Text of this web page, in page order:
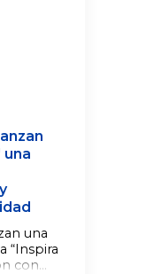
una
una
“Inspira
con